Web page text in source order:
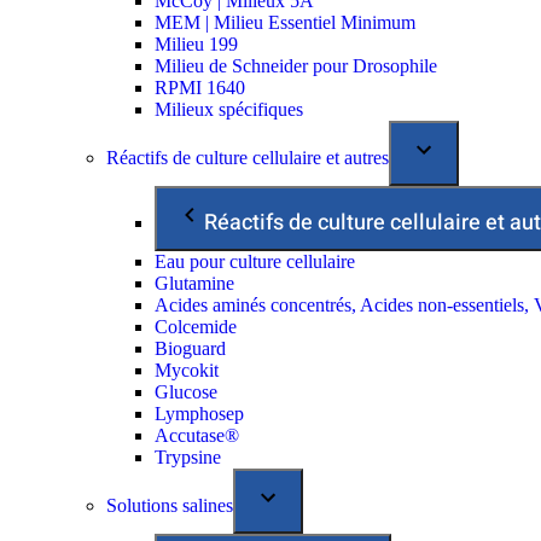
MEM | Milieu Essentiel Minimum
Milieu 199
Milieu de Schneider pour Drosophile
RPMI 1640
Milieux spécifiques
Réactifs de culture cellulaire et autres
Réactifs de culture cellulaire et
Eau pour culture cellulaire
Glutamine
Acides aminés concentrés, Acides non-essentiels,
Colcemide
Bioguard
Mycokit
Glucose
Lymphosep
Accutase®
Trypsine
Solutions salines